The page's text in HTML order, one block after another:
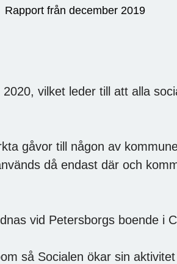
Rapport från december 2019
vilket leder till att alla
gåvor till någon av
då endast där och
vid Petersborgs boende i
så Socialen ökar sin aktivitet